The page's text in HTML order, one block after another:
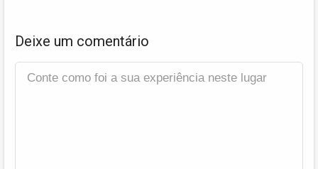
Deixe um comentário